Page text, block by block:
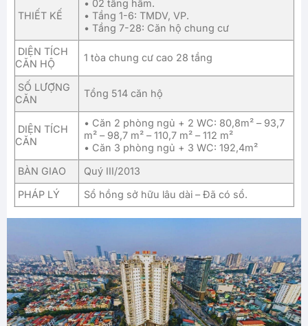
THIẾT KẾ
• 02 tầng hầm.
• Tầng 1-6: TMDV, VP.
• Tầng 7-28: Căn hộ chung cư
DIỆN TÍCH
CĂN HỘ
1 tòa chung cư cao 28 tầng
SỐ LƯỢNG
CĂN
Tổng 514 căn hộ
DIỆN TÍCH
CĂN
• Căn 2 phòng ngủ + 2 WC: 80,8m² – 93,7
m² – 98,7 m² – 110,7 m² – 112 m²
• Căn 3 phòng ngủ + 3 WC: 192,4m²
BÀN GIAO
Quý III/2013
PHÁP LÝ
Sổ hồng sở hữu lâu dài – Đã có sổ.